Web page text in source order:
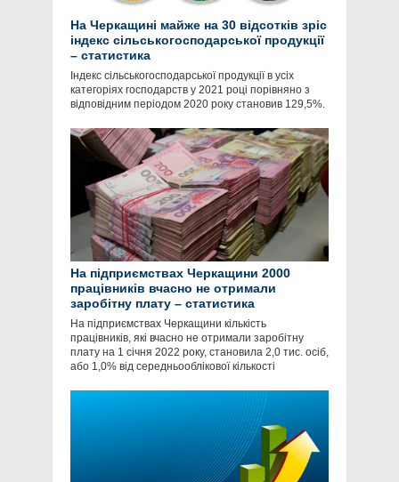
На Черкащині майже на 30 відсотків зріс
індекс сільськогосподарської продукції
– статистика
Індекс сільськогосподарської продукції в усіх
категоріях господарств у 2021 році порівняно з
відповідним періодом 2020 року становив 129,5%.
На підприємствах Черкащини 2000
працівників вчасно не отримали
заробітну плату – статистика
На підприємствах Черкащини кількість
працівників, які вчасно не отримали заробітну
плату на 1 січня 2022 року, становила 2,0 тис. осіб,
або 1,0% від середньооблікової кількості